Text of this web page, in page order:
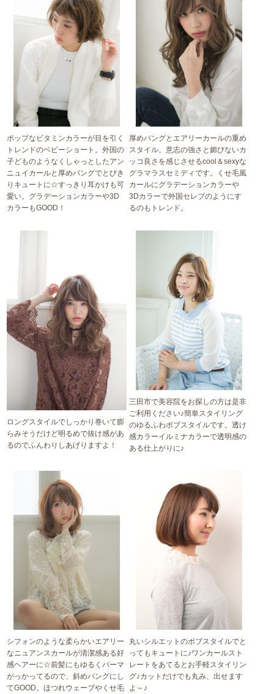
ポップなビタミンカラーが目を引く
トレンドのベビーショート。外国の
子どものようなくしゃっとしたアン
ニュイカールと厚めバングでとびき
りキュートに☆すっきり耳かけも可
愛い。グラデーションカラーや3D
カラーもGOOD！
厚めバングとエアリーカールの重め
スタイル。意志の強さと媚びないカ
ッコ良さを感じさせるcool＆sexyな
グラマラスセミディです。くせ毛風
カールにグラデーションカラーや
3Dカラーで外国セレブのようにす
るのもトレンド。
ロングスタイルでしっかり巻いて膨
らみそうだけど明るめで抜け感があ
るのでふんわりしあげりますよ！
三田市で美容院をお探しの方は是非
ご利用ください♪簡単スタイリング
のゆるふわボブスタイルです。透け
感カラーイルミナカラーで透明感の
ある仕上がりに♪
シフォンのような柔らかいエアリー
なニュアンスカールが清潔感ある好
感ヘアーに☆前髪にもゆるくパーマ
がっかってるので、斜めバングにし
てGOOD。ほつれウェーブやくせ毛
丸いシルエットのボブスタイルでと
ってもキュートに♪ワンカールスト
レートをあてるとお手軽スタイリン
グ♪カットだけでも丸み、出せます
よ～♪